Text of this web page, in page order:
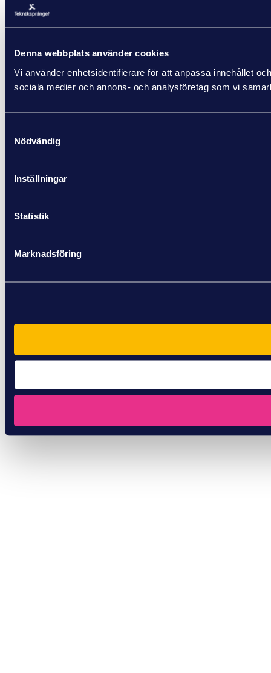
Denna webbplats använder cookies
Vi använder enhetsidentifierare för att anpassa innehållet
sociala medier och annons- och analysföretag som vi
Nödvändig
Inställningar
Statistik
Marknadsföring